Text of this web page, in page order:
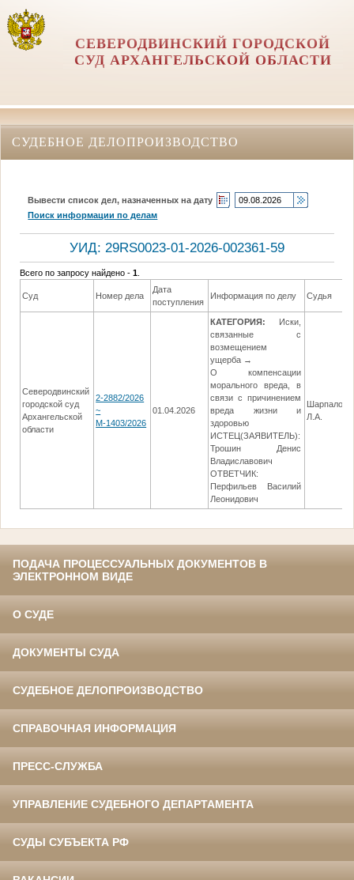
СЕВЕРОДВИНСКИЙ ГОРОДСКОЙ
СУД АРХАНГЕЛЬСКОЙ ОБЛАСТИ
СУДЕБНОЕ ДЕЛОПРОИЗВОДСТВО
Вывести список дел, назначенных на дату
Поиск информации по делам
УИД: 29RS0023-01-2026-002361-59
Всего по запросу найдено -1
Суд Номер дела
Дата
поступления
Информация по делу Судья
Северодвинский
городской суд
Архангельской
области
2-2882/2026
~
М-1403/2026
01.04.2026
КАТЕГОРИЯ:
Иски,
связанные с
возмещением
ущерба →
О компенсации
морального вреда, в
связи с причинением
вреда жизни и
здоровью
ИСТЕЦ(ЗАЯВИТЕЛЬ):
Трошин Денис
Владиславович
ОТВЕТЧИК:
Перфильев Василий
Леонидович
Шарпалова
Л.А.
ПОДАЧА ПРОЦЕССУАЛЬНЫХ ДОКУМЕНТОВ В
ЭЛЕКТРОННОМ ВИДЕ
О СУДЕ
ДОКУМЕНТЫ СУДА
СУДЕБНОЕ ДЕЛОПРОИЗВОДСТВО
СПРАВОЧНАЯ ИНФОРМАЦИЯ
ПРЕСС-СЛУЖБА
УПРАВЛЕНИЕ СУДЕБНОГО ДЕПАРТАМЕНТА
СУДЫ СУБЪЕКТА РФ